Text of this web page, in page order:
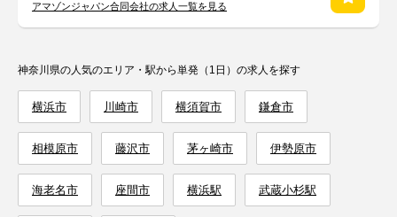
アマゾンジャパン合同会社の求人一覧を見る
神奈川県の人気のエリア・駅から単発（1日）の求人を探す
横浜市 川崎市 横須賀市 鎌倉市
相模原市 藤沢市 茅ヶ崎市 伊勢原市
海老名市 座間市 横浜駅 武蔵小杉駅